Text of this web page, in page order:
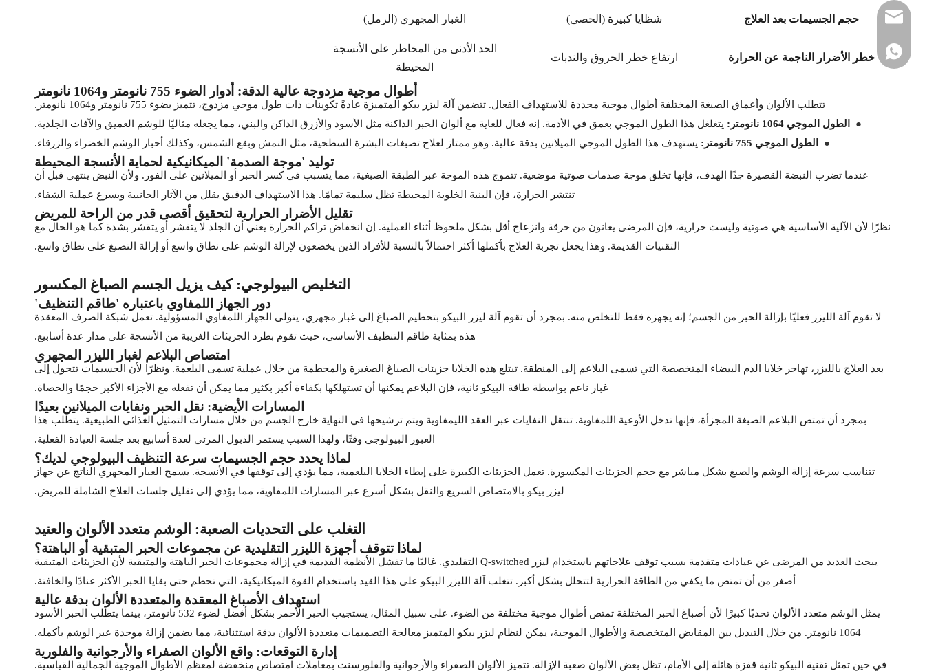
حجم الجسيمات بعد العلاج شظايا كبيرة (الحصى) الغبار المجهري (الرمل)
خطر الأضرار الناجمة عن الحرارة ارتفاع خطر الحروق والندبات
الحد الأدنى من المخاطر على الأنسجة
المحيطة
أطوال موجية مزدوجة عالية الدقة: أدوار الضوء 755 نانومتر و1064 نانومتر
تتطلب الألوان وأعماق الصبغة المختلفة أطوال موجية محددة للاستهداف الفعال. تتضمن آلة ليزر بيكو المتميزة عادةً تكوينات ذات طول موجي مزدوج، تتميز بضوء 755 نانومتر و1064 نانومتر.
●
الطول الموجي 1064 نانومتر:
يتغلغل هذا الطول الموجي بعمق في الأدمة. إنه فعال للغاية مع ألوان الحبر الداكنة مثل الأسود والأزرق الداكن والبني، مما يجعله مثاليًا للوشم العميق والآفات الجلدية.
●
الطول الموجي 755 نانومتر: يستهدف هذا الطول الموجي الميلانين بدقة عالية. وهو ممتاز لعلاج تصبغات البشرة السطحية، مثل النمش وبقع الشمس، وكذلك أحبار الوشم الخضراء والزرقاء.
توليد 'موجة الصدمة' الميكانيكية لحماية الأنسجة المحيطة
عندما تضرب النبضة القصيرة جدًا الهدف، فإنها تخلق موجة صدمات صوتية موضعية. تتموج هذه الموجة عبر الطبقة الصبغية، مما يتسبب في كسر الحبر أو الميلانين على الفور. ولأن النبض ينتهي قبل أن
تنتشر الحرارة، فإن البنية الخلوية المحيطة تظل سليمة تمامًا. هذا الاستهداف الدقيق يقلل من الآثار الجانبية ويسرع عملية الشفاء.
تقليل الأضرار الحرارية لتحقيق أقصى قدر من الراحة للمريض
نظرًا لأن الآلية الأساسية هي صوتية وليست حرارية، فإن المرضى يعانون من حرقة وانزعاج أقل بشكل ملحوظ أثناء العملية. إن انخفاض تراكم الحرارة يعني أن الجلد لا يتقشر أو يتقشر بشدة كما هو الحال مع
التقنيات القديمة. وهذا يجعل تجربة العلاج بأكملها أكثر احتمالاً بالنسبة للأفراد الذين يخضعون لإزالة الوشم على نطاق واسع أو إزالة التصبغ على نطاق واسع.
التخليص البيولوجي: كيف يزيل الجسم الصباغ المكسور
دور الجهاز اللمفاوي باعتباره 'طاقم التنظيف'
لا تقوم آلة الليزر فعليًا بإزالة الحبر من الجسم؛ إنه يجهزه فقط للتخلص منه. بمجرد أن تقوم آلة ليزر البيكو بتحطيم الصباغ إلى غبار مجهري، يتولى الجهاز اللمفاوي المسؤولية. تعمل شبكة الصرف المعقدة
هذه بمثابة طاقم التنظيف الأساسي، حيث تقوم بطرد الجزيئات الغريبة من الأنسجة على مدار عدة أسابيع.
امتصاص البلاعم لغبار الليزر المجهري
بعد العلاج بالليزر، تهاجر خلايا الدم البيضاء المتخصصة التي تسمى البلاعم إلى المنطقة. تبتلع هذه الخلايا جزيئات الصباغ الصغيرة والمحطمة من خلال عملية تسمى البلعمة. ونظرًا لأن الجسيمات تتحول إلى
غبار ناعم بواسطة طاقة البيكو ثانية، فإن البلاعم يمكنها أن تستهلكها بكفاءة أكبر بكثير مما يمكن أن تفعله مع الأجزاء الأكبر حجمًا والحصاة.
المسارات الأيضية: نقل الحبر ونفايات الميلانين بعيدًا
بمجرد أن تمتص البلاعم الصبغة المجزأة، فإنها تدخل الأوعية اللمفاوية. تنتقل النفايات عبر العقد الليمفاوية ويتم ترشيحها في النهاية خارج الجسم من خلال مسارات التمثيل الغذائي الطبيعية. يتطلب هذا
العبور البيولوجي وقتًا، ولهذا السبب يستمر الذبول المرئي لعدة أسابيع بعد جلسة العيادة الفعلية.
لماذا يحدد حجم الجسيمات سرعة التنظيف البيولوجي لديك؟
تتناسب سرعة إزالة الوشم والصبغ بشكل مباشر مع حجم الجزيئات المكسورة. تعمل الجزيئات الكبيرة على إبطاء الخلايا البلعمية، مما يؤدي إلى توقفها في الأنسجة. يسمح الغبار المجهري الناتج عن جهاز
ليزر بيكو بالامتصاص السريع والنقل بشكل أسرع عبر المسارات اللمفاوية، مما يؤدي إلى تقليل جلسات العلاج الشاملة للمريض.
التغلب على التحديات الصعبة: الوشم متعدد الألوان والعنيد
لماذا تتوقف أجهزة الليزر التقليدية عن مجموعات الحبر المتبقية أو الباهتة؟
يبحث العديد من المرضى عن عيادات متقدمة بسبب توقف علاجاتهم باستخدام ليزر Q-switched التقليدي. غالبًا ما تفشل الأنظمة القديمة في إزالة مجموعات الحبر الباهتة والمتبقية لأن الجزيئات المتبقية
أصغر من أن تمتص ما يكفي من الطاقة الحرارية لتتحلل بشكل أكبر. تتغلب آلة الليزر البيكو على هذا القيد باستخدام القوة الميكانيكية، التي تحطم حتى بقايا الحبر الأكثر عنادًا والخافتة.
استهداف الأصباغ المعقدة والمتعددة الألوان بدقة عالية
يمثل الوشم متعدد الألوان تحديًا كبيرًا لأن أصباغ الحبر المختلفة تمتص أطوال موجية مختلفة من الضوء. على سبيل المثال، يستجيب الحبر الأحمر بشكل أفضل لضوء 532 نانومتر، بينما يتطلب الحبر الأسود
1064 نانومتر. من خلال التبديل بين المقابض المتخصصة والأطوال الموجية، يمكن لنظام ليزر بيكو المتميز معالجة التصميمات متعددة الألوان بدقة استثنائية، مما يضمن إزالة موحدة عبر الوشم بأكمله.
إدارة التوقعات: واقع الألوان الصفراء والأرجوانية والفلورية
في حين تمثل تقنية البيكو ثانية قفزة هائلة إلى الأمام، تظل بعض الألوان صعبة الإزالة. تتميز الألوان الصفراء والأرجوانية والفلورسنت بمعاملات امتصاص منخفضة لمعظم الأطوال الموجية الجمالية القياسية.